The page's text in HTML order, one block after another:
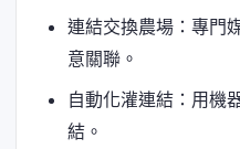
連結交換農場：專門
意關聯。
自動化灌連結：用機
結。